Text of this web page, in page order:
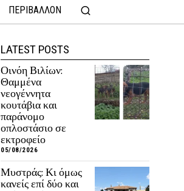
ΠΕΡΙΒΑΛΛΟΝ
LATEST POSTS
Οινόη Βιλίων:
Θαμμένα
νεογέννητα
κουτάβια και
παράνομο
οπλοστάσιο σε
εκτροφείο
05/08/2026
Μυστράς: Κι όμως
κανείς επί δύο και